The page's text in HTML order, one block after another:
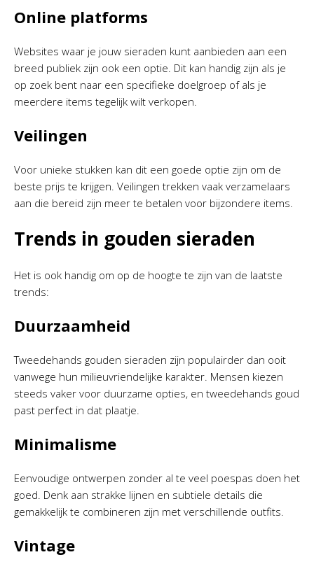
Online platforms
Websites waar je jouw sieraden kunt aanbieden aan een
breed publiek zijn ook een optie. Dit kan handig zijn als je
op zoek bent naar een specifieke doelgroep of als je
meerdere items tegelijk wilt verkopen.
Veilingen
Voor unieke stukken kan dit een goede optie zijn om de
beste prijs te krijgen. Veilingen trekken vaak verzamelaars
aan die bereid zijn meer te betalen voor bijzondere items.
Trends in gouden sieraden
Het is ook handig om op de hoogte te zijn van de laatste
trends:
Duurzaamheid
Tweedehands gouden sieraden zijn populairder dan ooit
vanwege hun milieuvriendelijke karakter. Mensen kiezen
steeds vaker voor duurzame opties, en tweedehands goud
past perfect in dat plaatje.
Minimalisme
Eenvoudige ontwerpen zonder al te veel poespas doen het
goed. Denk aan strakke lijnen en subtiele details die
gemakkelijk te combineren zijn met verschillende outfits.
Vintage